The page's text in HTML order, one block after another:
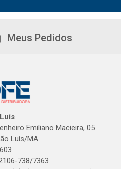
Meus Pedidos
Emiliano Macieira, 05
Luís/MA
738/7363